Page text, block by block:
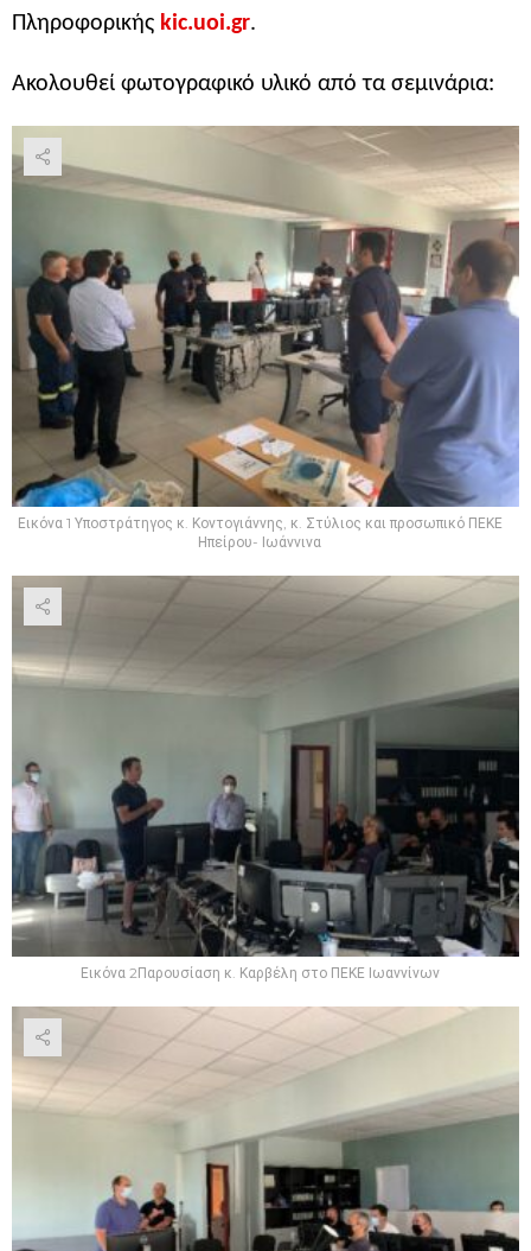
Πληροφορικής kic.uoi.gr.
Ακολουθεί φωτογραφικό υλικό από τα σεμινάρια:
Εικόνα 1 Υποστράτηγος κ. Κοντογιάννης, κ. Στύλιος και προσωπικό ΠΕΚΕ
Ηπείρου- Ιωάννινα
Εικόνα 2Παρουσίαση κ. Καρβέλη στο ΠΕΚΕ Ιωαννίνων